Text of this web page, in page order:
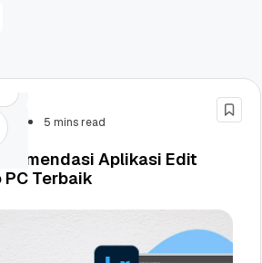
5 mins read
Aplikasi Edit
PC Terbaik